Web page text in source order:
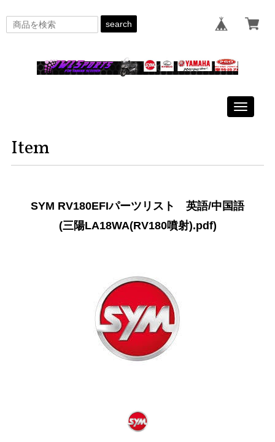
search
Toggle
Item
SYM RV180EFIパーツリスト 英語/中国語
(三陽LA18WA(RV180噴射).pdf)